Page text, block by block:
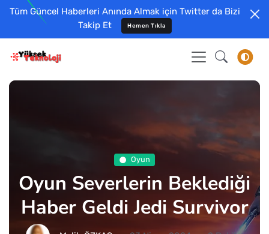
Tüm Güncel Haberleri Anında Almak için Twitter da Bizi
Takip Et
Hemen Tıkla
Oyun
Oyun Severlerin Beklediği
Haber Geldi Jedi Survivor